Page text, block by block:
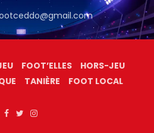
FOOT’ELLES
HORS-JEU
TANIÈRE FOOT LOCAL